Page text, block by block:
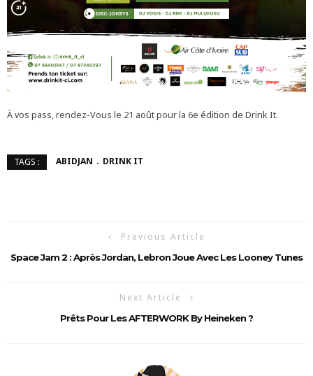
À vos pass, rendez-Vous le 21 août pour la 6e édition de Drink It.
TAGS : ABIDJAN DRINK IT
Previous Article
Space Jam 2 : Après Jordan, Lebron Joue Avec Les Looney Tunes
Next Article
Prêts Pour Les AFTERWORK By Heineken ?